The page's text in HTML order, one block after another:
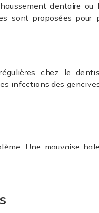
dentaire
sont proposées pour
chez le
infections des
Une mauvaise